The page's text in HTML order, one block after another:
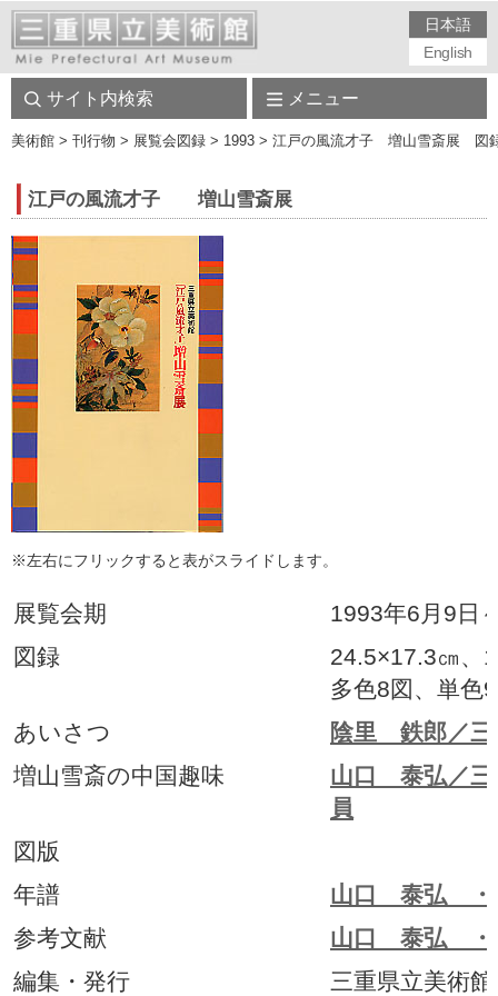
日本語
English
サイト内検索 メニュー
美術館 > 刊行物 > 展覧会図録 > 1993 > 江戸の風流才子 増山雪斎展 図
江戸の風流才子 増山雪斎展
※左右にフリックすると表がスライドします。
展覧会期
1993年6月9日
図録
24.5×17.3㎝、
多色8図、単色
あいさつ
陰里 鉄郎／三
増山雪斎の中国趣味
山口 泰弘／三
員
図版
年譜
山口 泰弘
参考文献
山口 泰弘
編集・発行
三重県立美術館